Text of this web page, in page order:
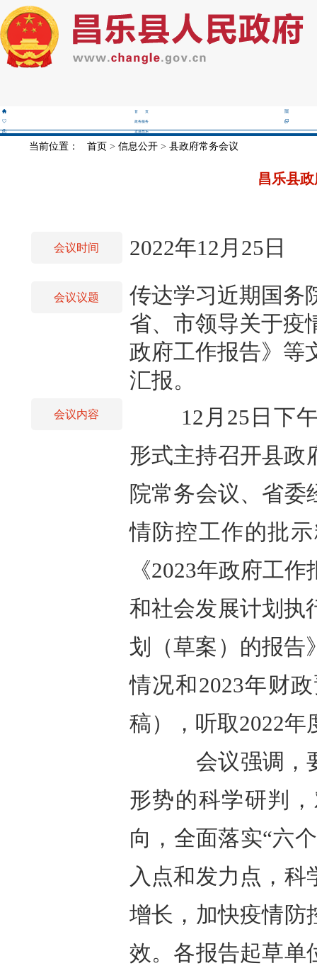
首 页
政务服务
走进昌乐
当前位置： 首页 > 信息公开> 县政府常务会议
昌乐县
会议时间 2022年12月25日
会议议题
传达学习近期国务
省、市领导关于疫
政府工作报告》等
汇报。
会议内容 12月25日下
形式主持召开县政
院常务会议、省委
情防控工作的批
《2023年政府工
和社会发展计划执
划（草案）的报告
情况和2023年财
稿），听取2022
会议强调，
形势的科学研判
向，全面落实“六
入点和发力点，科
增长，加快疫情防
效。各报告起草单